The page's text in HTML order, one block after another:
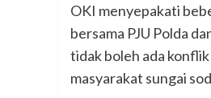
OKI menyepakati
bersama PJU Polda
tidak boleh ada
masyarakat sungai